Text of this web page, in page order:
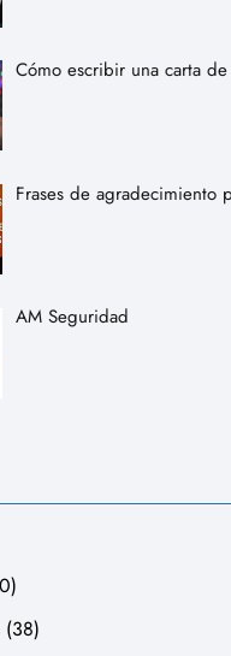
Cómo escribir una carta
Frases de agradecimiento
AM Seguridad
(38)